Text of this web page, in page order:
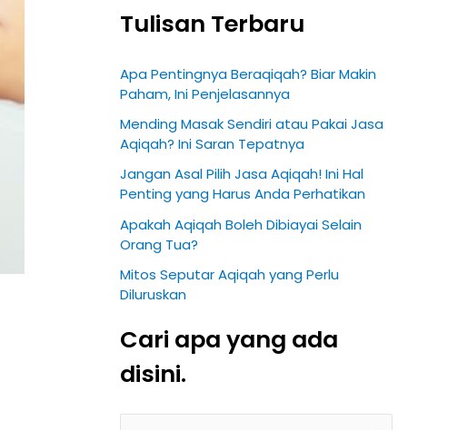
Tulisan Terbaru
Apa Pentingnya Beraqiqah? Biar Makin
Paham, Ini Penjelasannya
Mending Masak Sendiri atau Pakai Jasa
Aqiqah? Ini Saran Tepatnya
Jangan Asal Pilih Jasa Aqiqah! Ini Hal
Penting yang Harus Anda Perhatikan
Apakah Aqiqah Boleh Dibiayai Selain
Orang Tua?
Mitos Seputar Aqiqah yang Perlu
Diluruskan
Cari apa yang ada
disini.